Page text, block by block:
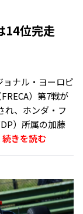
14位完走
ナル・ヨーロピ
）第7戦が
れ、ホンダ・フ
）所属の加藤
続きを読む